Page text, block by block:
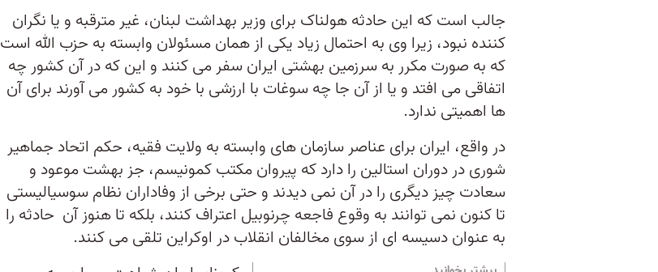
جالب است که این حادثه هولناک برای وزیر بهداشت لبنان، غیر مترقبه و یا نگران
کننده نبود، زیرا وی به احتمال زیاد یکی از همان مسئولان وابسته به حزب الله است
که به صورت مکرر به سرزمین بهشتی ایران سفر می کنند و این که در آن کشور چه
اتفاقی می افتد و یا از آن جا چه سوغات با ارزشی با خود به کشور می آورند برای آن
ها اهمیتی ندارد.
در واقع، ایران برای عناصر سازمان های وابسته به ولایت فقیه، حکم اتحاد جماهیر
شوری در دوران استالین را دارد که پیروان مکتب کمونیسم، جز بهشت موعود و
سعادت چیز دیگری را در آن نمی دیدند و حتی برخی از وفاداران نظام سوسیالیستی
تا کنون نمی توانند به وقوع فاجعه چرنوبیل اعتراف کنند، بلکه تا هنوز آن حادثه را
به عنوان دسیسه ای از سوی مخالفان انقلاب در اوکراین تلقی می کنند.